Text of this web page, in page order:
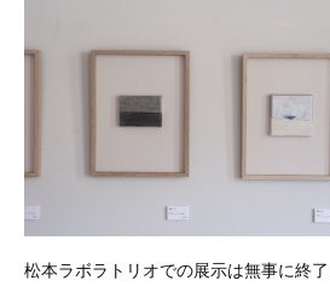
松本ラボラトリオでの展示は無事に終了